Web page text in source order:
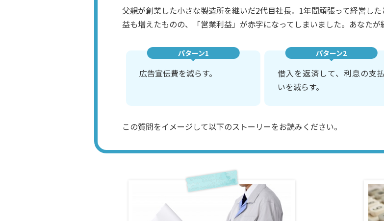
父親が創業した小さな製造所を継いだ2代目社長。1年間頑張って経営し
益も増えたものの、「営業利益」が赤字になってしまいました。あなたが
パターン1
広告宣伝費を減らす。
パターン2
借入を返済して、利息の支払
いを減らす。
この質問をイメージして以下のストーリーをお読みください。